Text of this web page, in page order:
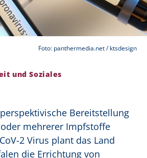
Foto: panthermedia.net / ktsdesign
und Soziales
Bereitstellung
mehrerer Impfstoffe
2 Virus plant das Land
die Errichtung von